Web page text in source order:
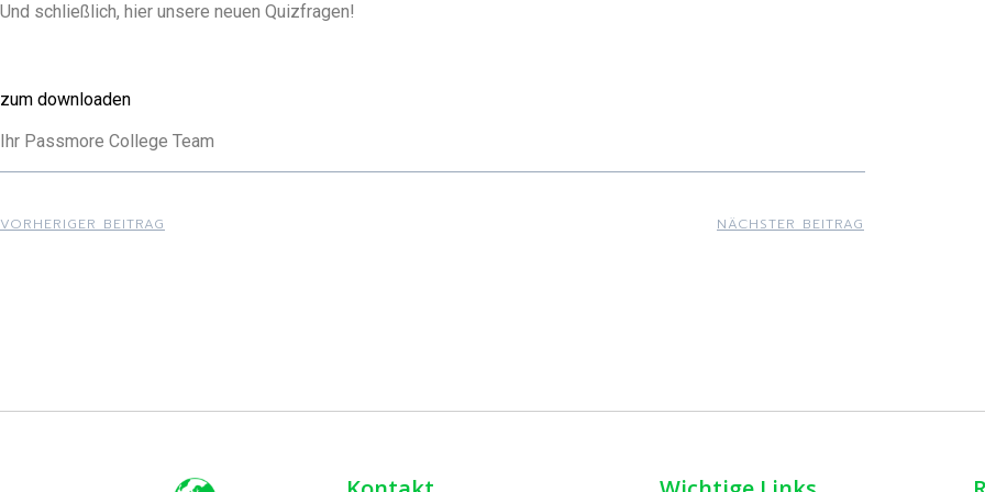
Und schließlich, hier unsere neuen Quizfragen!
zum downloaden
Ihr Passmore College Team
VORHERIGER BEITRAG NÄCHSTER BEITRAG